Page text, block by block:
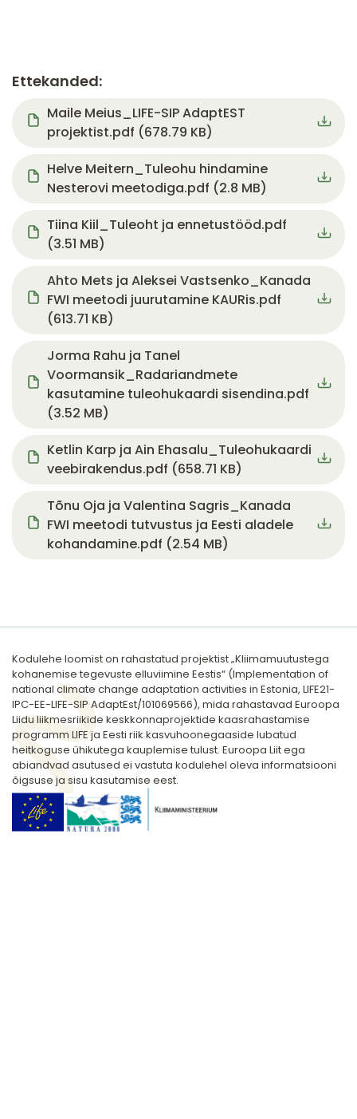
Ettekanded:
Document
Maile Meius_LIFE-SIP AdaptEST
projektist.pdf (678.79 KB)
Document
Helve Meitern_Tuleohu hindamine
Nesterovi meetodiga.pdf (2.8 MB)
DocumentTiina Kiil_Tuleoht ja ennetustööd.pdf
(3.51 MB)
Document
Ahto Mets ja Aleksei Vastsenko_Kanada
FWI meetodi juurutamine KAURis.pdf
(613.71 KB)
Document
Jorma Rahu ja Tanel
Voormansik_Radariandmete
kasutamine tuleohukaardi sisendina.pdf
(3.52 MB)
Document
Ketlin Karp ja Ain Ehasalu_Tuleohukaardi
veebirakendus.pdf (658.71 KB)
Document
Tõnu Oja ja Valentina Sagris_Kanada
FWI meetodi tutvustus ja Eesti aladele
kohandamine.pdf (2.54 MB)
Kodulehe loomist on rahastatud projektist „Kliimamuutustega
kohanemise tegevuste elluviimine Eestis“ (Implementation of
national climate change adaptation activities in Estonia, LIFE21-
IPC-EE-LIFE-SIP AdaptEst/101069566), mida rahastavad Euroopa
Liidu liikmesriikide keskkonnaprojektide kaasrahastamise
programm LIFE ja Eesti riik kasvuhoonegaaside lubatud
heitkoguse ühikutega kauplemise tulust. Euroopa Liit ega
abiandvad asutused ei vastuta kodulehel oleva informatsiooni
õigsuse ja sisu kasutamise eest.